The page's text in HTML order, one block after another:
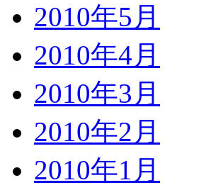
2010年5月
2010年4月
2010年3月
2010年2月
2010年1月